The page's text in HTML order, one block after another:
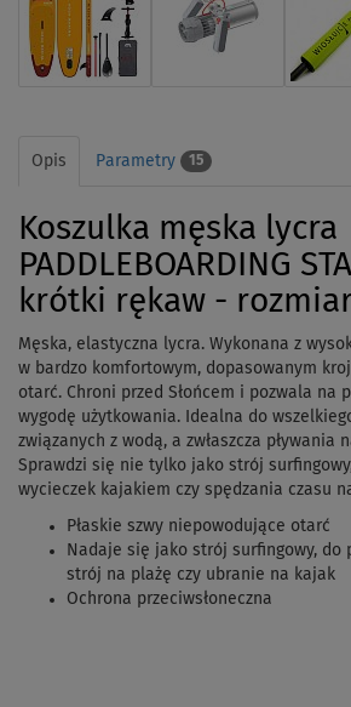
Opis Parametry 15
Koszulka męska lycra
PADDLEBOARDING
krótki rękaw -
Męska, elastyczna lycra. Wykonana z
w bardzo komfortowym, dopasowanym
otarć. Chroni przed Słońcem i pozwala na
wygodę użytkowania. Idealna do
związanych z wodą, a zwłaszcza pływania
Sprawdzi się nie tylko jako strój
wycieczek kajakiem czy spędzania czasu
Płaskie szwy niepowodujące otarć
Nadaje się jako strój surfingowy, do
strój na plażę czy ubranie na kajak
Ochrona przeciwsłoneczna